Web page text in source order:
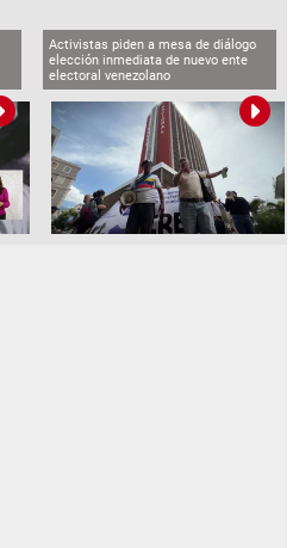
Activistas piden a mesa de diálogo
elección inmediata de nuevo ente
electoral venezolano